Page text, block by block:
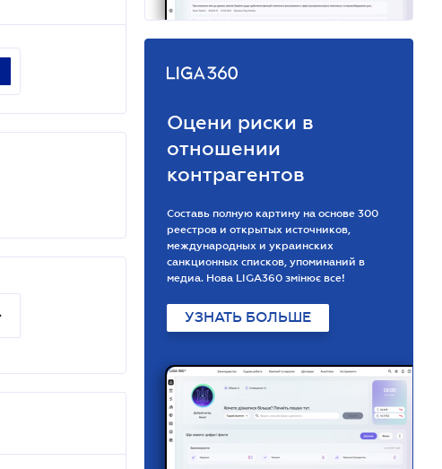
Оцени риски в
отношении
контрагентов
Составь полную картину на основе 300
реестров и открытых источников,
международных и украинских
санкционных списков, упоминаний в
медиа. Нова LIGA360 змінює все!
УЗНАТЬ БОЛЬШЕ